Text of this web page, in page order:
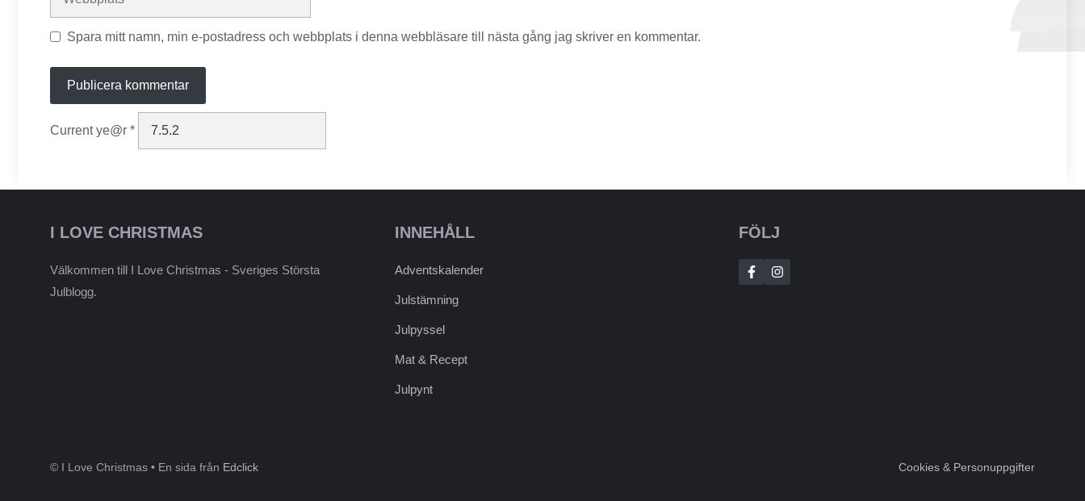
Spara mitt namn, min e-postadress och webbplats i denna webbläsare till nästa gång jag skriver en kommentar.
Current ye@r *
I LOVE CHRISTMAS
Välkommen till I Love Christmas - Sveriges Största
Julblogg.
INNEHÅLL
Adventskalender
Julstämning
Julpyssel
Mat & Recept
Julpynt
FÖLJ
© I Love Christmas • En sida från Edclick Cookies & Personuppgifter